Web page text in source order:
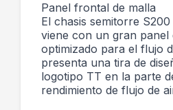
Panel frontal de malla
El chasis semitorre
viene con un gran panel
optimizado para el flujo
presenta una tira de
logotipo TT en la parte
rendimiento de flujo de